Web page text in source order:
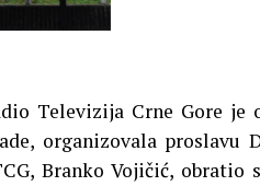
Televizija Crne Gore je
organizovala proslavu
Branko Vojičić,